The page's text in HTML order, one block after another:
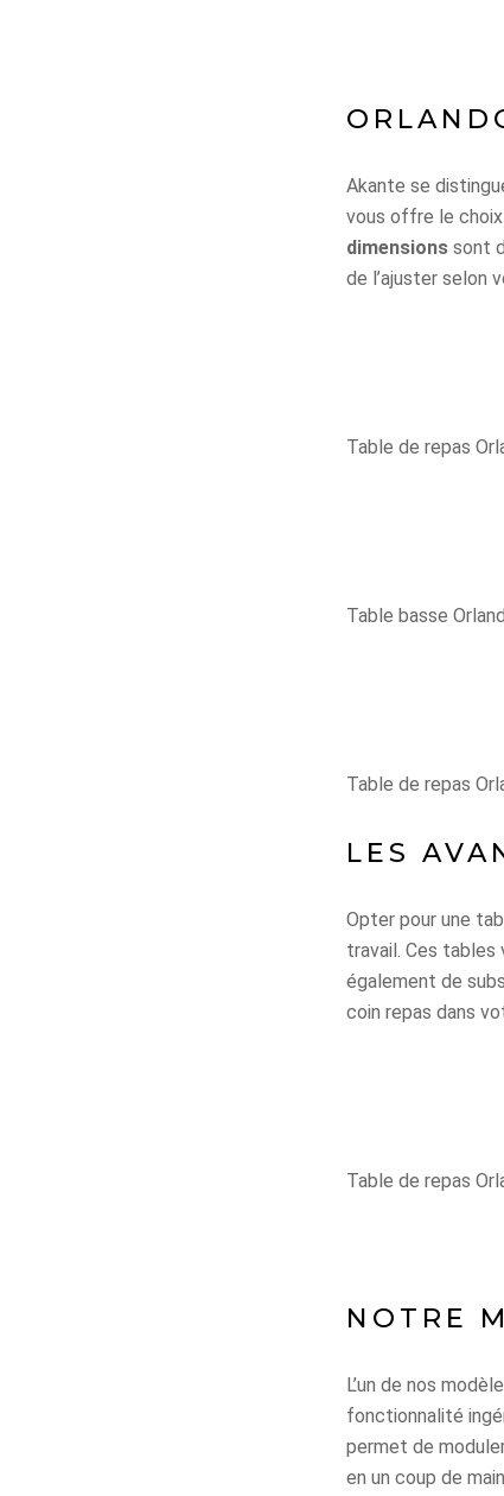
Akante se
vous offre le choix
dimensions sont
de l’ajuster selon
Table de repas
Table basse
Table de repas
LES
Opter pour une
travail. Ces
également de
coin repas dans
Table de repas
NOTRE
L’un de nos
fonctionnalité
permet de
en un coup de